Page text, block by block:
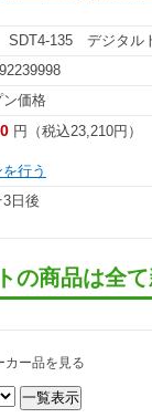
135 デジタル
ン価格
円（税込23,210円）
行う
日後
の商品は全て
カー品を見る